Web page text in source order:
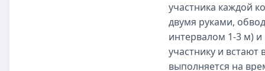
участника каждой
двумя руками,
интервалом 1-3 м)
участнику и встают
выполняется на